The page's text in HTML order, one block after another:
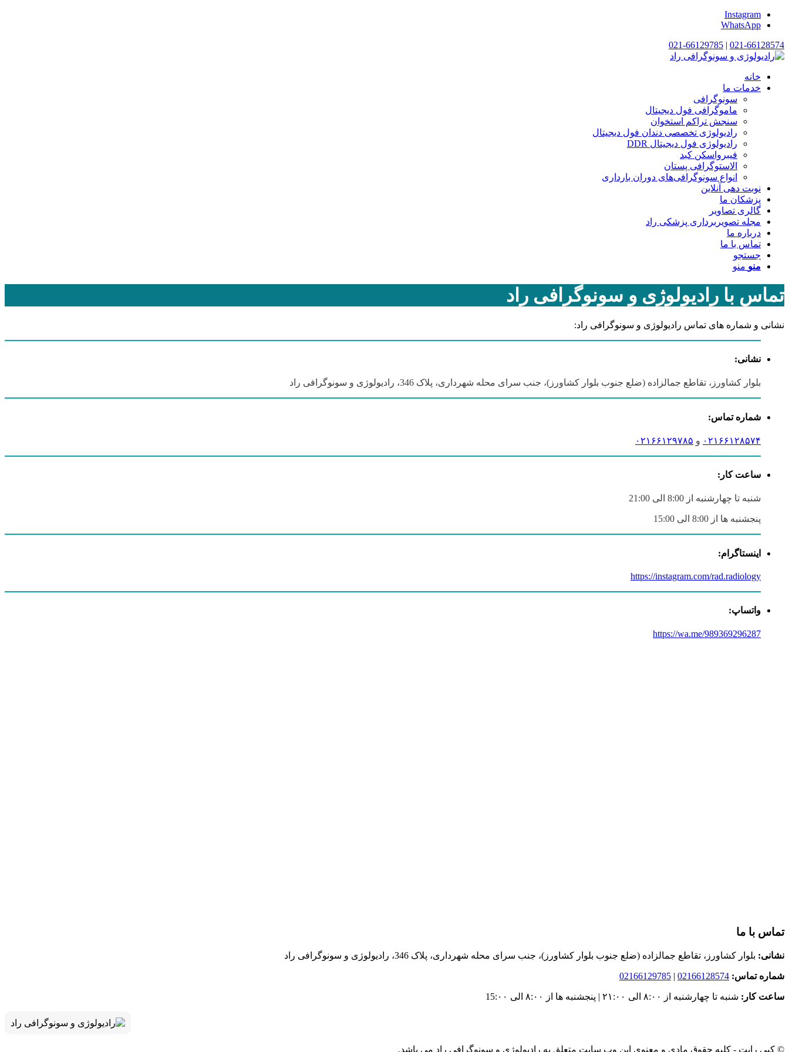
Instagram
WhatsApp
021-66128574
|
021-66129785
خانه
خدمات ما
سونوگرافی
ماموگرافی فول دیجیتال
سنجش تراکم استخوان
رادیولوژی تخصصی دندان فول دیجیتال
رادیولوژی فول دیجیتال DDR
فیبرواسکن کبد
الاستوگرافی پستان
انواع سونوگرافی‌های دوران بارداری
نوبت دهی آنلاین
پزشکان ما
گالری تصاویر
مجله تصویربرداری پزشکی راد
درباره ما
تماس با ما
جستجو
منو منو
تماس با رادیولوژی و سونوگرافی راد
نشانی و شماره های تماس رادیولوژی و سونوگرافی راد:
نشانی:
بلوار کشاورز، تقاطع جمالزاده (ضلع جنوب بلوار کشاورز)، جنب سرای محله شهرداری، پلاک 346، رادیولوژی و سونوگرافی راد
شماره تماس:
۰۲۱۶۶۱۲۸۵۷۴ و ۰۲۱۶۶۱۲۹۷۸۵
ساعت کار:
شنبه تا چهارشنبه از 8:00 الی 21:00
پنجشنبه ها از 8:00 الی 15:00
اینستاگرام:
https://instagram.com/rad.radiology
واتساپ:
https://wa.me/989369296287
تماس با ما
نشانی: بلوار کشاورز، تقاطع جمالزاده (ضلع جنوب بلوار کشاورز)، جنب سرای محله شهرداری، پلاک 346، رادیولوژی و سونوگرافی راد
شماره تماس: 02166128574
|
02166129785
ساعت کار: شنبه تا چهارشنبه از ۸:۰۰ الی ۲۱:۰۰ | پنجشنبه ها از ۸:۰۰ الی 15:۰۰
© کپی رایت - کلیه حقوق مادی و معنوی این وب سایت متعلق به رادیولوژی و سونوگرافی راد می باشد.